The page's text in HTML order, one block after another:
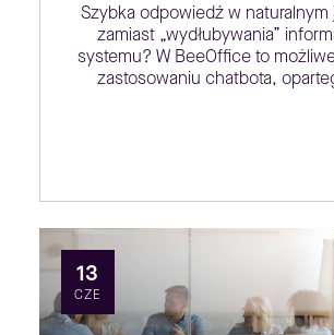
Szybka odpowiedź w naturalnym
zamiast „wydłubywania”
systemu? W BeeOffice to
zastosowaniu chatbota,
13
CZE